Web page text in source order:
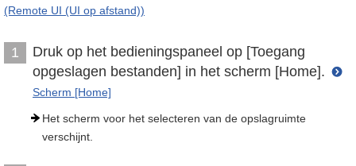
(Remote UI (UI op afstand))
1
Druk op het bedieningspaneel op [Toegang
opgeslagen bestanden] in het scherm [Home].
Scherm [Home]
Het scherm voor het selecteren van de opslagruimte
verschijnt.